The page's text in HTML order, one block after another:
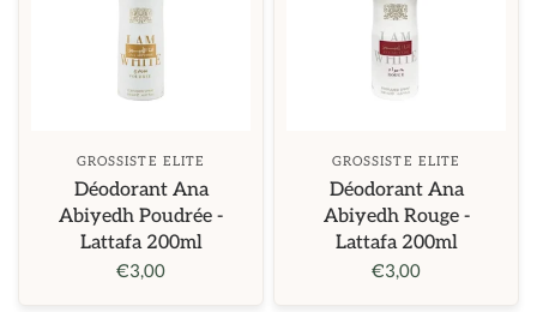
GROSSISTE ELITE
Déodorant Ana
Abiyedh Poudrée -
Lattafa 200ml
€3,00
GROSSISTE ELITE
Déodorant Ana
Abiyedh Rouge -
Lattafa 200ml
€3,00